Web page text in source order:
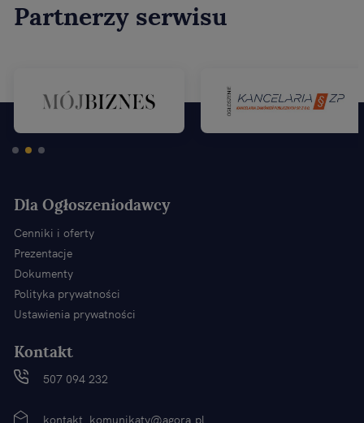
Partnerzy serwisu
Dla Ogłoszeniodawcy
Cenniki i oferty
Prezentacje
Dokumenty
Polityka prywatności
Ustawienia prywatności
Kontakt
507 094 232
kontakt_komunikaty@agora.pl